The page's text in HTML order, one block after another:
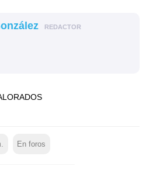
REDACTOR
En foros